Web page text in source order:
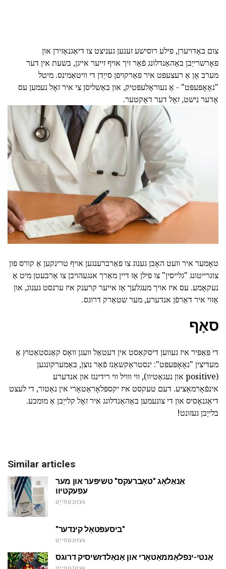
צום באַדויערן, פילע רוסישע זענען געניצט צו דיאַגנאָזירן און
פאָרשרייַבן באַהאַנדלונג פֿאַר זיך אויף זייער אייגן, בשעת אין דער
מערב אָן אַ רעצעפּט איר פאַרקויפן סייַדן די וויטאַמינס. מיטל
"נאָאָפּעפּט" - אַ נעוראָלעפּטיק, און באַשליסן צי איר זאָל נעמען עס
אָדער נישט, זאָל דער דאָקטער.
טאָמער איר וועט האָבן גענוג צו פאַרברענגען אויף טרינקען אַ קורס פון
צוגרייטונג "גלייסין" צו פילן אַז דיין מאַרך אנגעהויבן צו אַרבעטן מיט אַ
נעקאָמע. עס איז אויך מעגלעך אַז אייער קרענק איז ערנסט גענוג, און
אַזוי איר דאַרפֿן אנדערע, מער שטאַרק דרוגס.
סאָף
די פּאַפּיר איז געווען דיסקאַסט אין דעטאַל וועגן וואָס קאַנסטאַטוץ אַ
מעדיצין "נאָאָפּעפּט": ינסטראַקשאַנז פֿאַר נוצן, באַמערקונגען
(positive און נעגאַטיוו), ווי ווויל ווי רידינגז און אנדערע
אינפֿאָרמאַציע. דעם טעקסט איז יקספּלאָראַטאָרי אין נאַטור, די לעצט
דיאַגנאָסיס און די צונעמען באַהאַנדלונג איר זאָל קלייַבן אַ מומכע.
בלייַבן געזונט!
Similar articles
אַנאַלאָג "טאָברעקס" טשיפּער און מער
עפעקטיוו
געזונטהייַט
"ביסעפּטאָל קינדער"
געזונטהייַט
אַנטי-ינפלאַממאַטאָרי און אַנאַלדזשיסיק דרוגס